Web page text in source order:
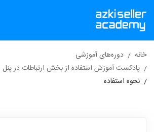
خانه
دوره‌های آموزشی
پادکست آموزش استفاده از بخش ارتباطات در پنل
نحوه استفاده